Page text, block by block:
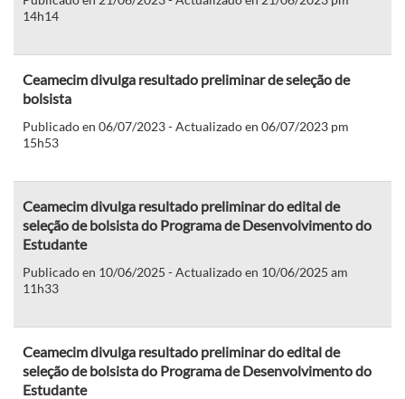
14h14
Ceamecim divulga resultado preliminar de seleção de
bolsista
Publicado en 06/07/2023 - Actualizado en 06/07/2023 pm
15h53
Ceamecim divulga resultado preliminar do edital de
seleção de bolsista do Programa de Desenvolvimento do
Estudante
Publicado en 10/06/2025 - Actualizado en 10/06/2025 am
11h33
Ceamecim divulga resultado preliminar do edital de
seleção de bolsista do Programa de Desenvolvimento do
Estudante